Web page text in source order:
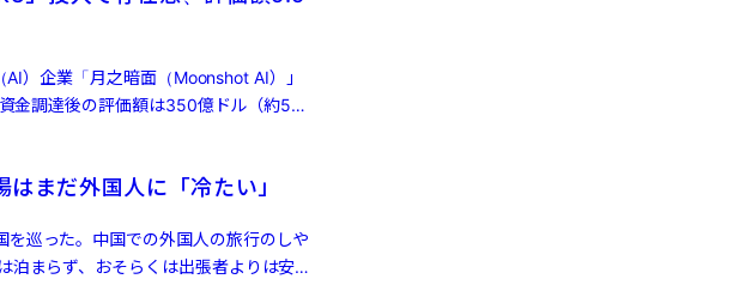
）企業「月之暗面（Moonshot AI）」
金調達後の評価額は350億ドル（約5兆
まだ外国人に「冷たい」
巡った。中国での外国人の旅行のしや
泊まらず、おそらくは出張者よりは安